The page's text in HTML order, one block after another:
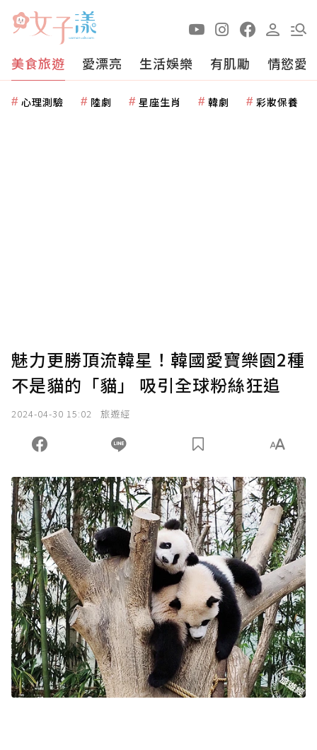
美食旅遊 愛漂亮 生活娛樂 有肌勵 情慾愛
心理測驗 陸劇 星座生肖 韓劇 彩妝保養
魅力更勝頂流韓星！韓國愛寶樂園2種
不是貓的「貓」 吸引全球粉絲狂追
2024-04-30 15:02 旅遊經